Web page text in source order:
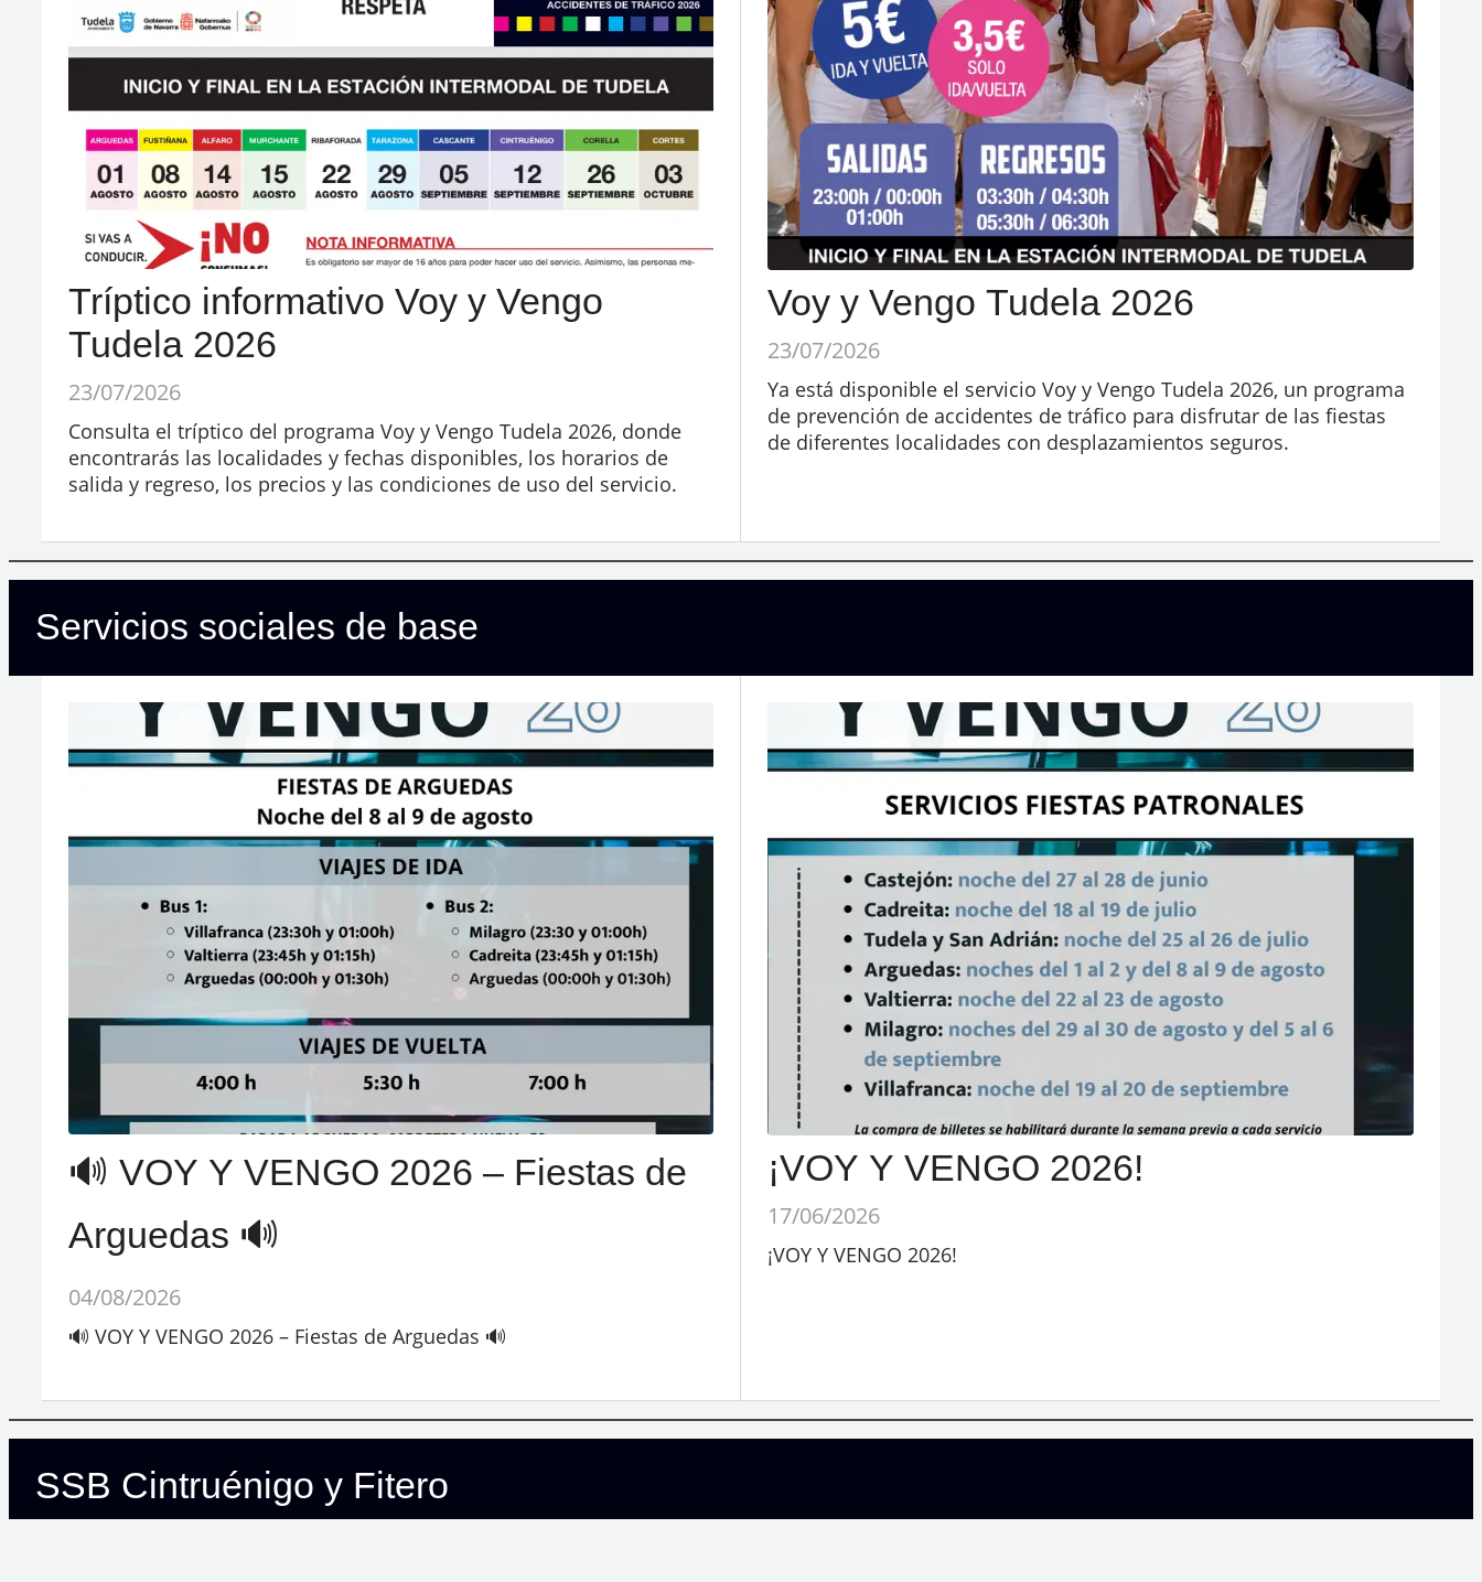
Tríptico informativo Voy y Vengo
Tudela 2026
23/07/2026
Consulta el tríptico del programa Voy y Vengo Tudela 2026, donde
encontrarás las localidades y fechas disponibles, los horarios de
salida y regreso, los precios y las condiciones de uso del servicio.
Voy y Vengo Tudela 2026
23/07/2026
Ya está disponible el servicio Voy y Vengo Tudela 2026, un programa
de prevención de accidentes de tráfico para disfrutar de las fiestas
de diferentes localidades con desplazamientos seguros.
Servicios sociales de base
🔊 VOY Y VENGO 2026 – Fiestas de
Arguedas 🔊
04/08/2026
🔊 VOY Y VENGO 2026 – Fiestas de Arguedas 🔊
¡VOY Y VENGO 2026!
17/06/2026
¡VOY Y VENGO 2026!
SSB Cintruénigo y Fitero